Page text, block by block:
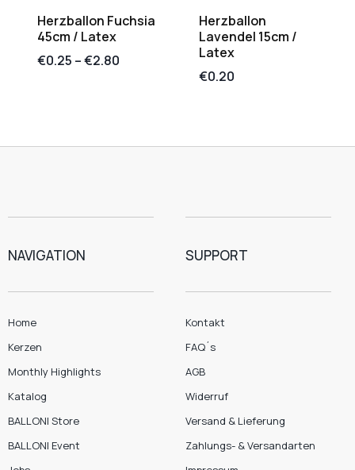
Herzballon Fuchsia
45cm / Latex
€0.25 –€2.80
Herzballon
Lavendel 15cm /
Latex
€0.20
NAVIGATION
Home
Kerzen
Monthly Highlights
Katalog
BALLONI Store
BALLONI Event
SUPPORT
Kontakt
FAQ´s
AGB
Widerruf
Versand & Lieferung
Zahlungs- & Versandarten